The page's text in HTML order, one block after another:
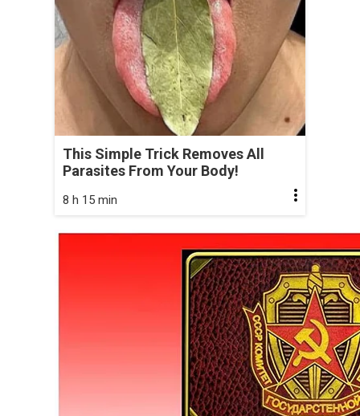
This Simple Trick Removes All
Parasites From Your Body!
8 h 15 min